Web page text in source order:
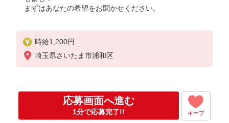
まずはあなたの希望をお聞かせください。
時給1,200円
※22:00〜翌5:00：時給1,500円
※高校生時給1,150円
埼玉県さいたま市浦和区
応募画面へ進む
1分で応募完了!! キープ